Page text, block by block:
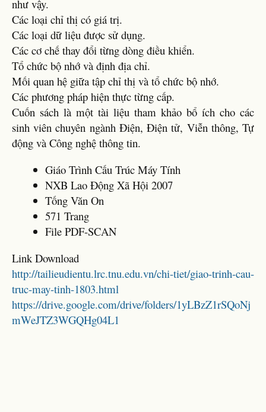
như vậy.
Các loại chỉ thị có giá trị.
Các loại dữ liệu được sử dụng.
Các cơ chế thay đổi từng dòng điều khiển.
Tổ chức bộ nhớ và định địa chỉ.
Mối quan hệ giữa tập chỉ thị và tổ chức bộ nhớ.
Các phương pháp hiện thực từng cấp.
Cuốn sách là một tài liệu tham khảo bổ ích cho các
sinh viên chuyên ngành Điện, Điện tử, Viễn thông, Tự
động và Công nghệ thông tin.
Giáo Trình Cấu Trúc Máy Tính
NXB Lao Động Xã Hội 2007
Tống Văn On
571 Trang
File PDF-SCAN
Link Download
http://tailieudientu.lrc.tnu.edu.vn/chi-tiet/giao-trinh-cau-
truc-may-tinh-1803.html
https://drive.google.com/drive/folders/1yLBzZ1rSQoNj
mWeJTZ3WGQHg04L1